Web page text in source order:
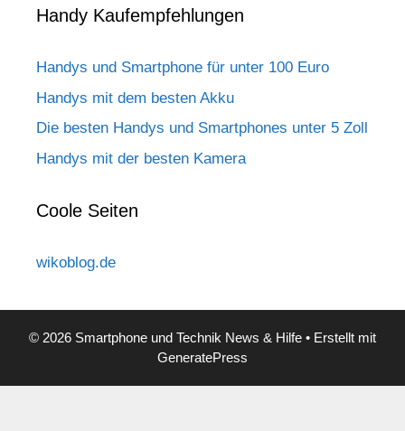
Handy Kaufempfehlungen
Handys und Smartphone für unter 100 Euro
Handys mit dem besten Akku
Die besten Handys und Smartphones unter 5 Zoll
Handys mit der besten Kamera
Coole Seiten
wikoblog.de
© 2026 Smartphone und Technik News & Hilfe • Erstellt mit
GeneratePress